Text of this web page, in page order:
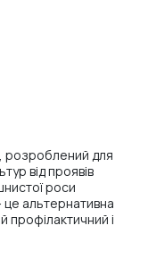
розроблений для
від проявів
роси
альтернативна
профілактичний і